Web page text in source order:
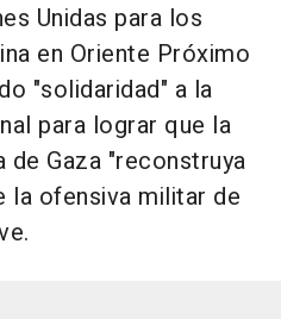
Unidas para los
en Oriente Próximo
"solidaridad" a la
para lograr que la
de Gaza "reconstruya
la ofensiva militar de